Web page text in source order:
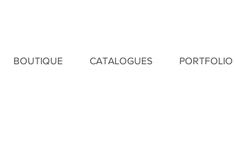
BOUTIQUE CATALOGUES PORTFOLIO